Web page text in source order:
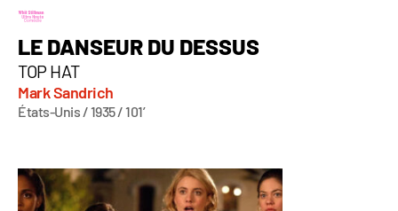
LE DANSEUR DU DESSUS
TOP HAT
Mark Sandrich
États-Unis / 1935 / 101’